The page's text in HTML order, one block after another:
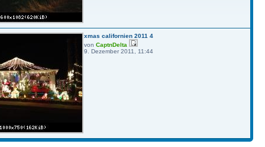
xmas californien 2011 4
von CaptnDelta
9. Dezember 2011, 11:44